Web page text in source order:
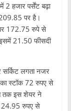
हजार पर्सेंट बढ़ा
पर है।
172.75 रुपे से
21.50 फीसदी
सर्किट लगता नजर
स्टॉक 72 रुपए से
तक इस शेयर ने
24.95 रुपए से